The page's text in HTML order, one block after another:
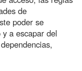
de
poder se
a escapar del